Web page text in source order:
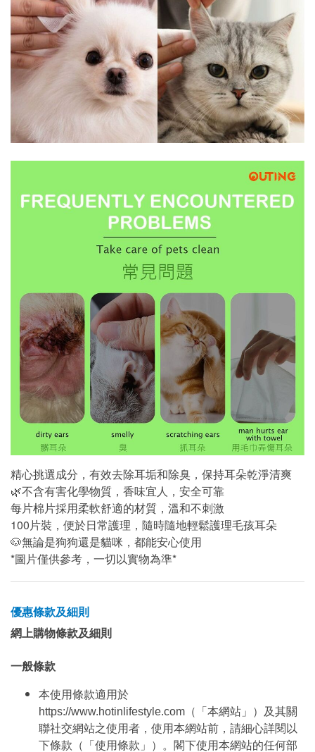
精心挑選成分，有效去除耳垢和除臭，保持耳朵乾淨清爽
🌿不含有害化學物質，香味宜人，安全可靠
每片棉片採用柔軟舒適的材質，溫和不刺激
100片裝，便於日常護理，隨時隨地輕鬆護理毛孩耳朵
🐶無論是狗狗還是貓咪，都能安心使用
*圖片僅供參考，一切以實物為準*
優惠條款及細則
網上購物條款及細則
一般條款
本使用條款適用於
https://www.hotinlifestyle.com（「本網站」）及其關
聯社交網站之使用者，使用本網站前，請細心詳閱以
下條款（「使用條款」）。閣下使用本網站的任何部